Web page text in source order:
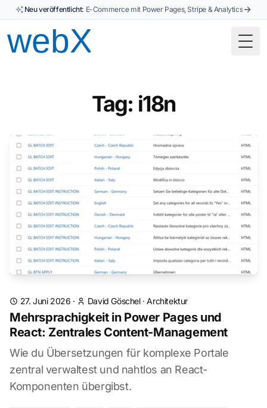
Neu veröffentlicht: E-Commerce mit Power Pages, Stripe & Analytics
Tag: i18n
27. Juni 2026 · David Göschel·Architektur
Mehrsprachigkeit in Power Pages und
React: Zentrales Content-Management
Wie du Übersetzungen für komplexe Portale
zentral verwaltest und nahtlos an React-
Komponenten übergibst.